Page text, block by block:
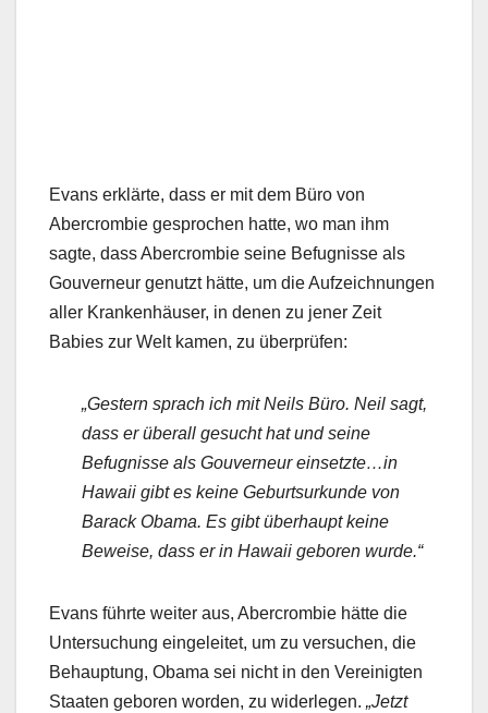
Evans erklärte, dass er mit dem Büro von
Abercrombie gesprochen hatte, wo man ihm
sagte, dass Abercrombie seine Befugnisse als
Gouverneur genutzt hätte, um die Aufzeichnungen
aller Krankenhäuser, in denen zu jener Zeit
Babies zur Welt kamen, zu überprüfen:
„Gestern sprach ich mit Neils Büro. Neil sagt,
dass er überall gesucht hat und seine
Befugnisse als Gouverneur einsetzte…in
Hawaii gibt es keine Geburtsurkunde von
Barack Obama. Es gibt überhaupt keine
Beweise, dass er in Hawaii geboren wurde.“
Evans führte weiter aus, Abercrombie hätte die
Untersuchung eingeleitet, um zu versuchen, die
Behauptung, Obama sei nicht in den Vereinigten
Staaten geboren worden, zu widerlegen. „Jetzt